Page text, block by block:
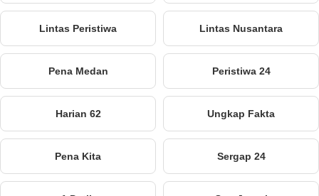
Lintas Peristiwa Lintas Nusantara
Pena Medan Peristiwa 24
Harian 62 Ungkap Fakta
Pena Kita Sergap 24